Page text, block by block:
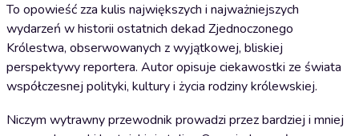
To opowieść zza kulis największych i najważniejszych
wydarzeń w historii ostatnich dekad Zjednoczonego
Królestwa, obserwowanych z wyjątkowej, bliskiej
perspektywy reportera. Autor opisuje ciekawostki ze świata
współczesnej polityki, kultury i życia rodziny królewskiej.
Niczym wytrawny przewodnik prowadzi przez bardziej i mniej